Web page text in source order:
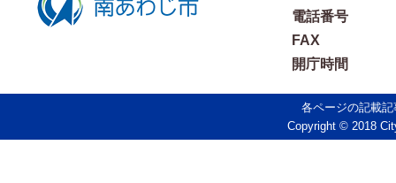
電話番号
FAX
開庁時間
各ページの記載
Copyright © 2018